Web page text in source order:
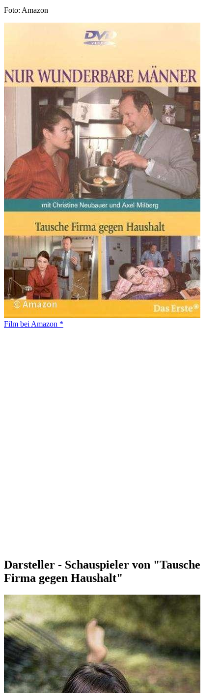
Foto: Amazon
Film bei Amazon *
Darsteller - Schauspieler von "Tausche
Firma gegen Haushalt"